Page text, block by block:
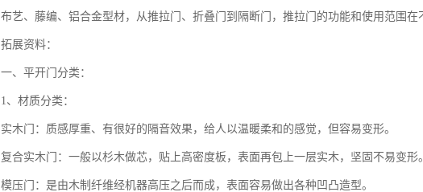
布艺、藤编、铝合金型材，从推拉门、折叠门到隔断门，推拉门的功能和使用范围在
拓展资料：
一、平开门分类：
1、材质分类：
实木门：质感厚重、有很好的隔音效果，给人以温暖柔和的感觉，但容易变形。
复合实木门：一般以杉木做芯，贴上高密度板，表面再包上一层实木，坚固不易变形
模压门：是由木制纤维经机器高压之后而成，表面容易做出各种凹凸造型。